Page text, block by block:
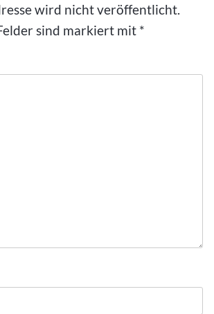
wird nicht veröffentlicht.
sind markiert mit *